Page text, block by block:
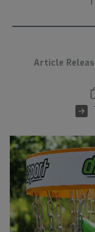
Article